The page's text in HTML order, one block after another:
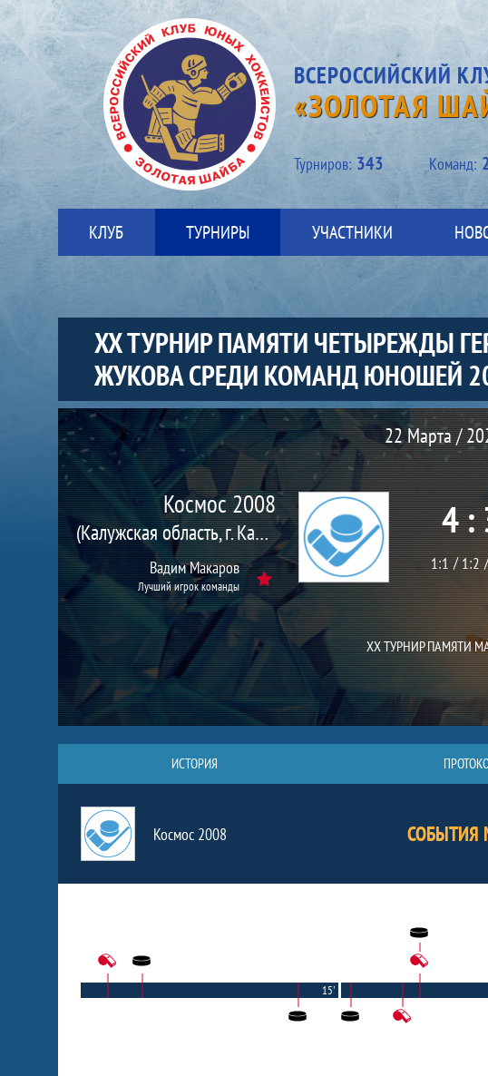
ВСЕРОССИЙСКИЙ
«ЗОЛОТАЯ
Турниров: 343 Kоманд:
КЛУБ ТУРНИРЫ УЧАСТНИКИ
XX ТУРНИР ПАМЯТИ ЧЕТЫРЕЖДЫ
ЖУКОВА СРЕДИ КОМАНД ЮНОШЕЙ
Матч
22 Марта /
Космос 2008
(Калужская область, г. Калуга)
Вадим Макаров
Лучший игрок команды
4 :
1:1 1:2
XX ТУРНИР ПАМЯТИ
ИСТОРИЯ
Космос 2008 СОБЫТИЯ
15'